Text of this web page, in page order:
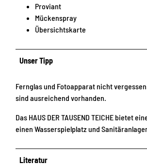
Proviant
Mückenspray
Übersichtskarte
Unser Tipp
Fernglas und Fotoapparat nicht
sind ausreichend vorhanden.
Das HAUS DER TAUSEND TEICHE bietet
einen Wasserspielplatz und
Literatur